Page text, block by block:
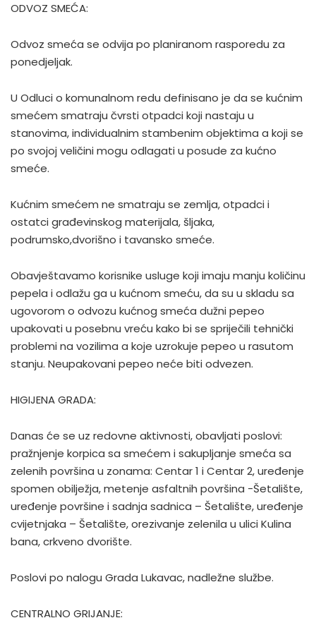
ODVOZ SMEĆA:
Odvoz smeća se odvija po planiranom rasporedu za
ponedjeljak.
U Odluci o komunalnom redu definisano je da se kućnim
smećem smatraju čvrsti otpadci koji nastaju u
stanovima, individualnim stambenim objektima a koji se
po svojoj veličini mogu odlagati u posude za kućno
smeće.
Kućnim smećem ne smatraju se zemlja, otpadci i
ostatci građevinskog materijala, šljaka,
podrumsko,dvorišno i tavansko smeće.
Obavještavamo korisnike usluge koji imaju manju količinu
pepela i odlažu ga u kućnom smeću, da su u skladu sa
ugovorom o odvozu kućnog smeća dužni pepeo
upakovati u posebnu vreću kako bi se spriječili tehnički
problemi na vozilima a koje uzrokuje pepeo u rasutom
stanju. Neupakovani pepeo neće biti odvezen.
HIGIJENA GRADA:
Danas će se uz redovne aktivnosti, obavljati poslovi:
pražnjenje korpica sa smećem i sakupljanje smeća sa
zelenih površina u zonama: Centar 1 i Centar 2, uređenje
spomen obilježja, metenje asfaltnih površina -Šetalište,
uređenje površine i sadnja sadnica – Šetalište, uređenje
cvijetnjaka – Šetalište, orezivanje zelenila u ulici Kulina
bana, crkveno dvorište.
Poslovi po nalogu Grada Lukavac, nadležne službe.
CENTRALNO GRIJANJE: